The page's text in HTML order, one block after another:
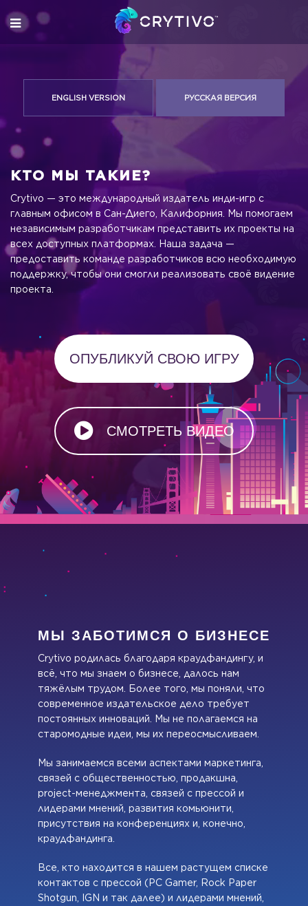
ENGLISH VERSION РУССКАЯ ВЕРСИЯ
КТО МЫ ТАКИЕ?
Crytivo — это международный издатель инди-игр с
главным офисом в Сан-Диего, Калифорния. Мы помогаем
независимым разработчикам представить их проекты на
всех доступных платформах. Наша задача —
предоставить команде разработчиков всю необходимую
поддержку, чтобы они смогли реализовать своё видение
проекта.
ОПУБЛИКУЙ СВОЮ ИГРУ
СМОТРЕТЬ ВИДЕО
МЫ ЗАБОТИМСЯ О БИЗНЕСЕ
Crytivo родилась благодаря краудфандингу, и
всё, что мы знаем о бизнесе, далось нам
тяжёлым трудом. Более того, мы поняли, что
современное издательское дело требует
постоянных инноваций. Мы не полагаемся на
старомодные идеи, мы их переосмысливаем.
Мы занимаемся всеми аспектами маркетинга,
связей с общественностью, продакшна,
project-менеджмента, связей с прессой и
лидерами мнений, развития комьюнити,
присутствия на конференциях и, конечно,
краудфандинга.
Все, кто находится в нашем растущем списке
контактов с прессой (PC Gamer, Rock Paper
Shotgun, IGN и так далее) и лидерами мнений,